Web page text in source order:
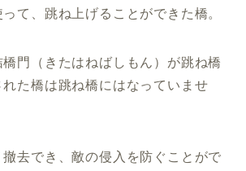
て、跳ね上げることができた橋。
門（きたはねばしもん）が跳ね橋
た橋は跳ね橋にはなっていませ
去でき、敵の侵入を防ぐことがで